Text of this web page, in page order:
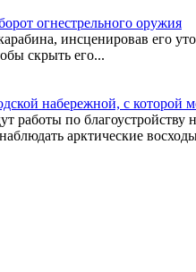
огнестрельного оружия
инсценировав его
скрыть его...
набережной, с которой
работы по
арктические